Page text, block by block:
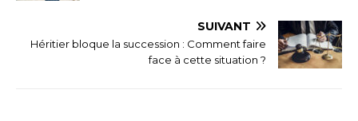
SUIVANT
Héritier bloque la succession : Comment faire
face à cette situation ?